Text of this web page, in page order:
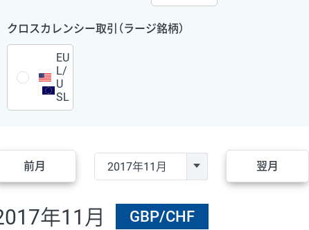
クロスカレンシー取引（ラージ銘柄）
EU
L/
U
SL
前月 翌月
年11月 GBP/CHF